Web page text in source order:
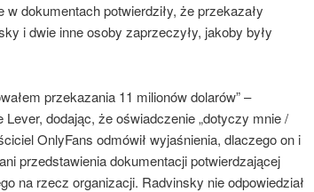
dokumentach potwierdziły, że przekazały
i dwie inne osoby zaprzeczyły, jakoby były
przekazania 11 milionów dolarów” –
dodając, że oświadczenie „dotyczy mnie /
OnlyFans odmówił wyjaśnienia, dlaczego on i
przedstawienia dokumentacji potwierdzającej
na rzecz organizacji. Radvinsky nie odpowiedział